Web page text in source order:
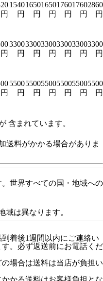
円
1540
円
1650
円
1650
円
1760
円
1760
円
2860
円
円
3300
円
3300
円
3300
円
3300
円
3300
円
3300
円
円
5500
円
5500
円
5500
円
5500
円
5500
円
5500
円
含まれています。
送料がかかる場合がありま
世界すべての国・地域への
は異なります。
着後1週間以内にご連絡い
。必ず返送前にお電話くだ
場合は送料は当店が負担い
かる送料はお客様負担とな